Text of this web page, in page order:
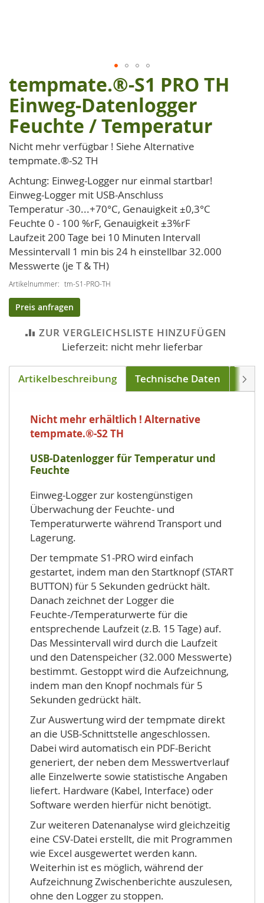
Zum
Anfang
der
Bildgalerie
springen
tempmate.®-S1 PRO TH
Einweg-Datenlogger
Feuchte / Temperatur
Nicht mehr verfügbar ! Siehe Alternative
tempmate.®-S2 TH
Achtung: Einweg-Logger nur einmal startbar!
Einweg-Logger mit USB-Anschluss
Temperatur -30...+70°C, Genauigkeit ±0,3°C
Feuchte 0 - 100 %rF, Genauigkeit ±3%rF
Laufzeit 200 Tage bei 10 Minuten Intervall
Messintervall 1 min bis 24 h einstellbar 32.000
Messwerte (je T & TH)
Artikelnummer tm-S1-PRO-TH
Preis anfragen
ZUR VERGLEICHSLISTE HINZUFÜGEN
Lieferzeit: nicht mehr lieferbar
Artikelbeschreibung Technische Daten
Nicht mehr erhältlich ! Alternative
tempmate.®-S2 TH
USB-Datenlogger für Temperatur und
Feuchte
Einweg-Logger zur kostengünstigen
Überwachung der Feuchte- und
Temperaturwerte während Transport und
Lagerung.
Der tempmate S1-PRO wird einfach
gestartet, indem man den Startknopf (START
BUTTON) für 5 Sekunden gedrückt hält.
Danach zeichnet der Logger die
Feuchte-/Temperaturwerte für die
entsprechende Laufzeit (z.B. 15 Tage) auf.
Das Messintervall wird durch die Laufzeit
und den Datenspeicher (32.000 Messwerte)
bestimmt. Gestoppt wird die Aufzeichnung,
indem man den Knopf nochmals für 5
Sekunden gedrückt hält.
Zur Auswertung wird der tempmate direkt
an die USB-Schnittstelle angeschlossen.
Dabei wird automatisch ein PDF-Bericht
generiert, der neben dem Messwertverlauf
alle Einzelwerte sowie statistische Angaben
liefert. Hardware (Kabel, Interface) oder
Software werden hierfür nicht benötigt.
Zur weiteren Datenanalyse wird gleichzeitig
eine CSV-Datei erstellt, die mit Programmen
wie Excel ausgewertet werden kann.
Weiterhin ist es möglich, während der
Aufzeichnung Zwischenberichte auszulesen,
ohne den Logger zu stoppen.